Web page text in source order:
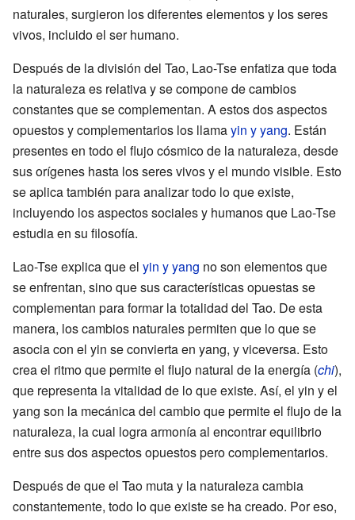
naturales, surgieron los diferentes elementos y los seres
vivos, incluido el ser humano.
Después de la división del Tao, Lao-Tse enfatiza que toda
la naturaleza es relativa y se compone de cambios
constantes que se complementan. A estos dos aspectos
opuestos y complementarios los llamayin y yang. Están
presentes en todo el flujo cósmico de la naturaleza, desde
sus orígenes hasta los seres vivos y el mundo visible. Esto
se aplica también para analizar todo lo que existe,
incluyendo los aspectos sociales y humanos que Lao-Tse
estudia en su filosofía.
Lao-Tse explica que el yin y yang no son elementos que
se enfrentan, sino que sus características opuestas se
complementan para formar la totalidad del Tao. De esta
manera, los cambios naturales permiten que lo que se
asocia con el yin se convierta en yang, y viceversa. Esto
crea el ritmo que permite el flujo natural de la energía (chi),
que representa la vitalidad de lo que existe. Así, el yin y el
yang son la mecánica del cambio que permite el flujo de la
naturaleza, la cual logra armonía al encontrar equilibrio
entre sus dos aspectos opuestos pero complementarios.
Después de que el Tao muta y la naturaleza cambia
constantemente, todo lo que existe se ha creado. Por eso,